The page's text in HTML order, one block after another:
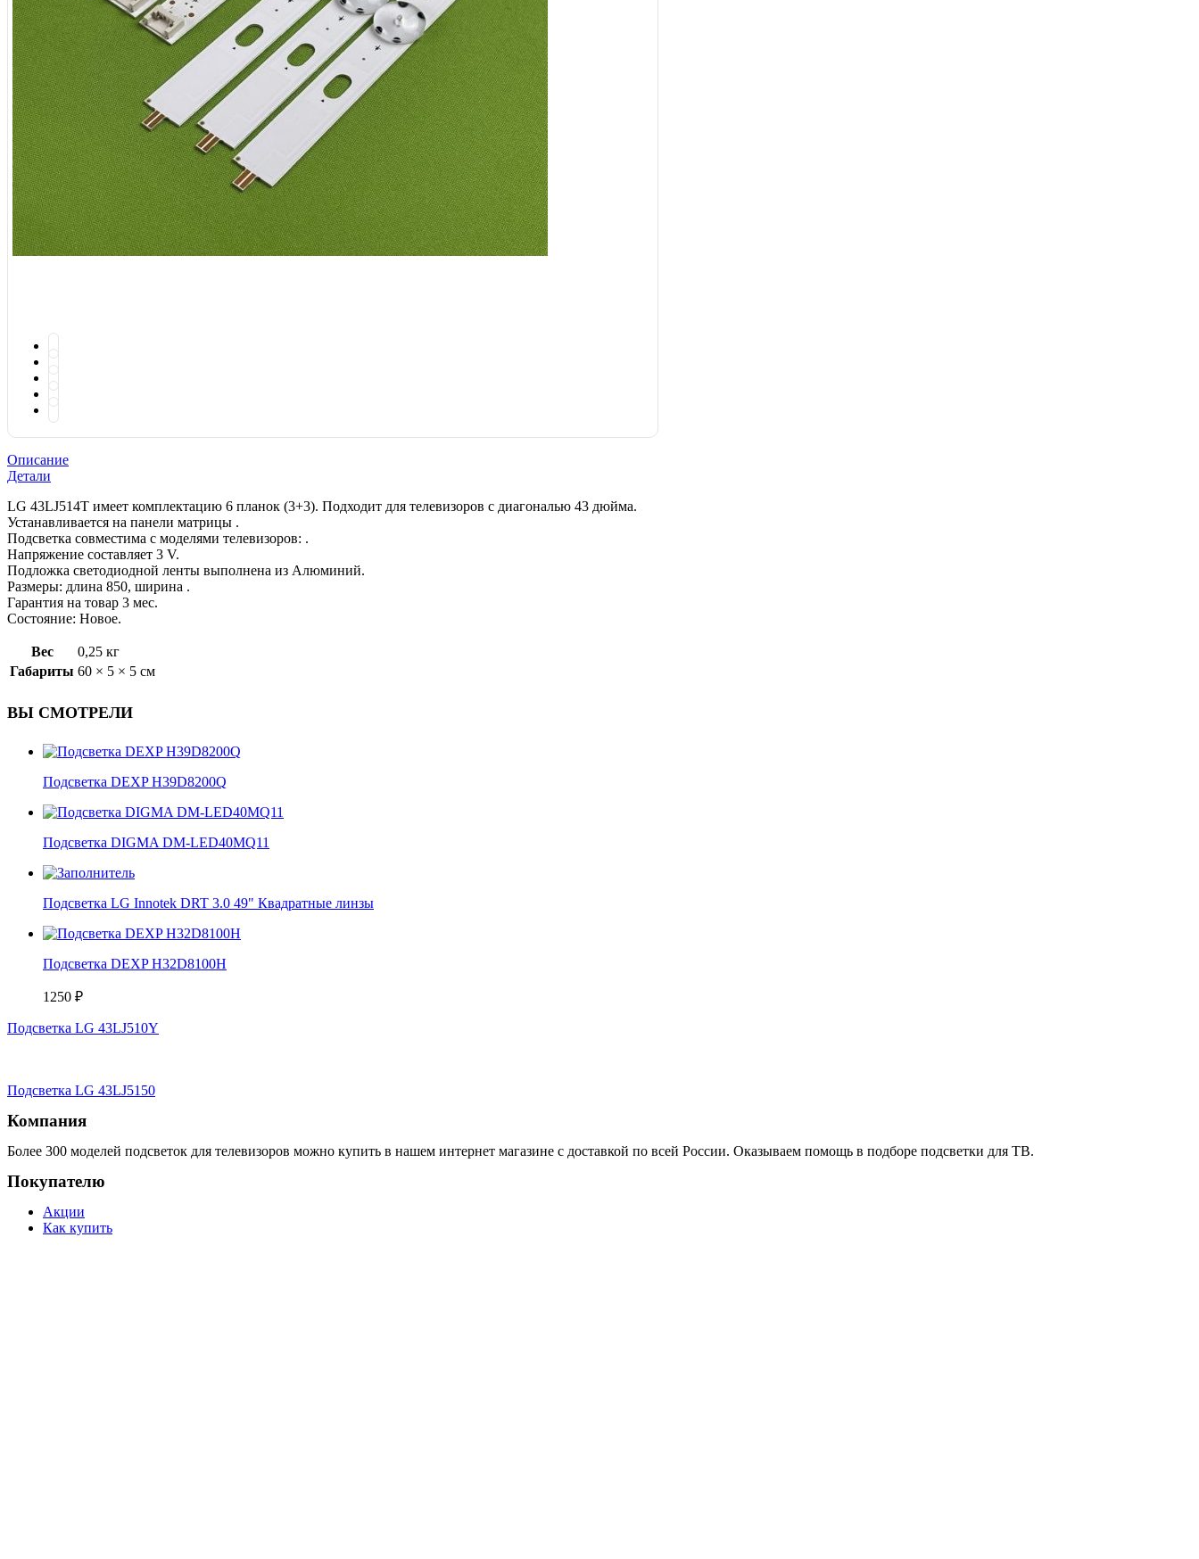
Описание
Детали
LG 43LJ514T имеет комплектацию 6 планок (3+3). Подходит для телевизоров с диагональю 43 дюйма.
Устанавливается на панели матрицы .
Подсветка совместима с моделями телевизоров: .
Напряжение составляет 3 V.
Подложка светодиодной ленты выполнена из Алюминий.
Размеры: длина 850, ширина .
Гарантия на товар 3 мес.
Состояние: Новое.
Вес
0,25 кг
Габариты 60 × 5 × 5 см
ВЫ СМОТРЕЛИ
Подсветка DEXP H39D8200Q
Подсветка DIGMA DM-LED40MQ11
Подсветка LG Innotek DRT 3.0 49" Квадратные линзы
Подсветка DEXP H32D8100H
1250 ₽
Подсветка LG 43LJ510Y
Подсветка LG 43LJ5150
Компания
Более 300 моделей подсветок для телевизоров можно купить в нашем интернет магазине с доставкой по всей России. Оказываем помощь в подборе подсветки для ТВ.
Покупателю
Акции
Как купить